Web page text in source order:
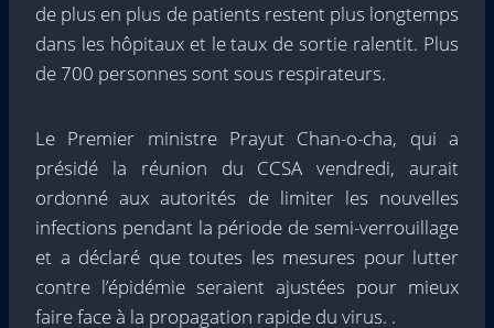
de plus en plus de patients restent plus longtemps
dans les hôpitaux et le taux de sortie ralentit. Plus
de 700 personnes sont sous respirateurs.
Le Premier ministre Prayut Chan-o-cha, qui a
présidé la réunion du CCSA vendredi, aurait
ordonné aux autorités de limiter les nouvelles
infections pendant la période de semi-verrouillage
et a déclaré que toutes les mesures pour lutter
contre l’épidémie seraient ajustées pour mieux
faire face à la propagation rapide du virus. .